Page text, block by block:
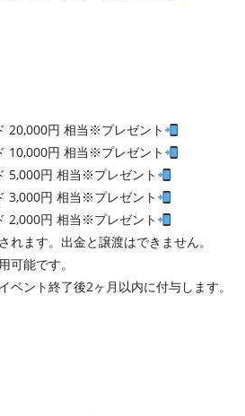
20,000円 相当※プレゼント
10,000円 相当※プレゼント
5,000円 相当※プレゼント
3,000円 相当※プレゼント
2,000円 相当※プレゼント
れます。出金と譲渡はできません。
可能です。
ベント終了後2ヶ月以内に付与します。